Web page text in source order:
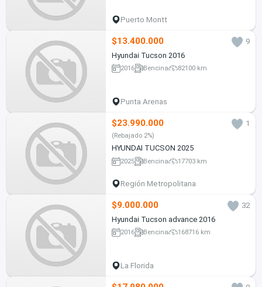
Puerto Montt
$13.400.000
9
Hyundai Tucson 2016
2016 Bencina 82100 km
Punta Arenas
$23.990.000 1
(Rebajado 2%)
HYUNDAI TUCSON 2025
2025 Bencina 17703 km
Región Metropolitana
$9.000.000
32
Hyundai Tucson advance 2016
2016 Bencina 168716 km
La Florida